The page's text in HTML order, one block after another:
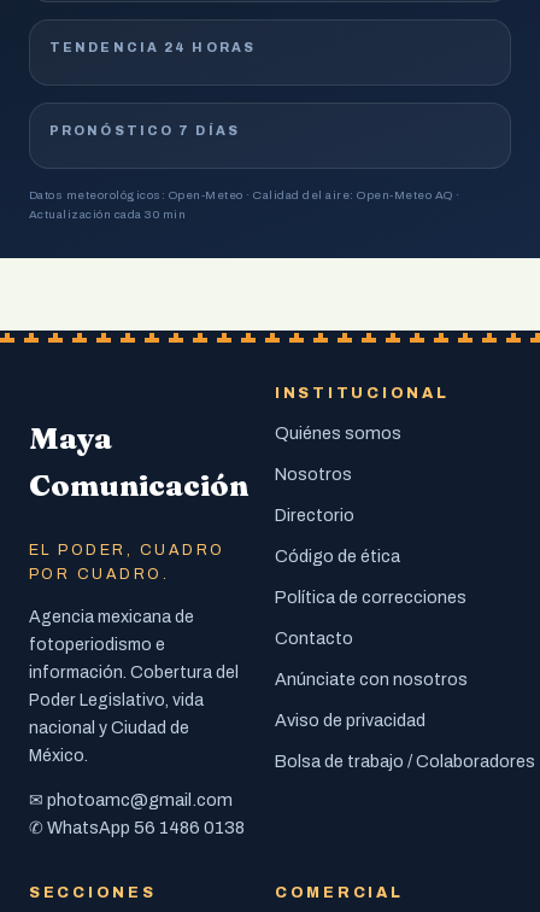
TENDENCIA 24 HORAS
PRONÓSTICO 7 DÍAS
Datos meteorológicos: Open-Meteo · Calidad del aire: Open-Meteo AQ ·
Actualización cada 30 min
Maya
Comunicación
EL PODER, CUADRO
POR CUADRO.
Agencia mexicana de
fotoperiodismo e
información. Cobertura del
Poder Legislativo, vida
nacional y Ciudad de
México.
✉ photoamc@gmail.com
✆ WhatsApp 56 1486 0138
INSTITUCIONAL
Quiénes somos
Nosotros
Directorio
Código de ética
Política de correcciones
Contacto
Anúnciate con nosotros
Aviso de privacidad
Bolsa de trabajo / Colaboradores
SECCIONES COMERCIAL